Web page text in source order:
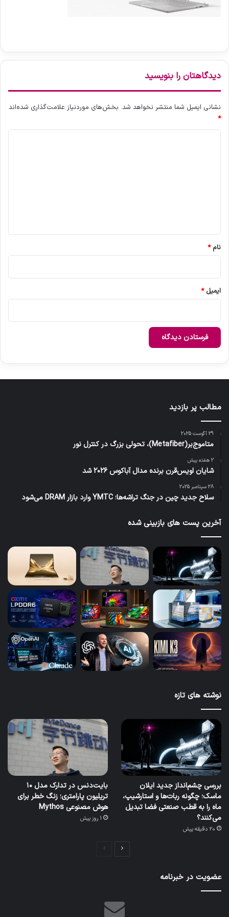
دیدگاهتان را بنویسید
نشانی ایمیل شما منتشر نخواهد شد. بخش‌های موردنیاز علامت‌گذاری شده‌اند
*
نام*
ایمیل*
مطالب پر بازدید
29 آگوست 2025
متاموج‌بر(Metafiber)، تحولی بزرگ در کنترل نور
2 هفته پیش
شایان اویس‌قرن برنده مدال آباکوس ۲۰۲۶ شد
28 سپتامبر 2025
سلاح جدید چین در جنگ تراشه‌ها؛ YMTC وارد بازار DRAM می‌شود
آخرین پست های بازبینی شده
نوشته های تازه
بررسی چشم‌انداز جدید ایلان
ماسک؛ چگونه ربات‌ها و استارشیپ،
ماه را به قطب صنعتی فضا تبدیل
می‌کنند؟
20 دقیقه پیش
بایت‌دنس در تدارک مدل ۱۰
تریلیون پارامتری؛ زنگ خطر برای
هوش مصنوعی Mythos
1 روز پیش
عضویت در خبرنامه